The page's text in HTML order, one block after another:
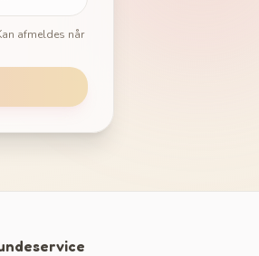
afmeldes når